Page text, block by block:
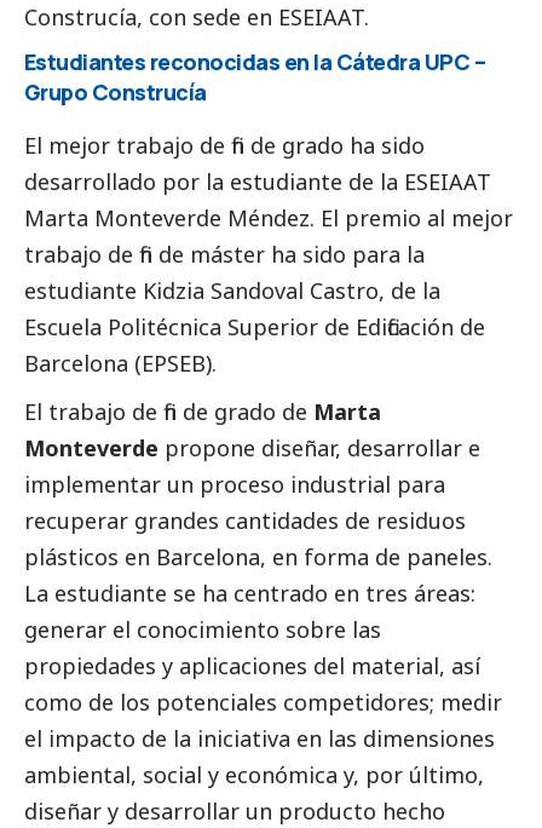
Construcía, con sede en ESEIAAT.
Estudiantes reconocidas en la Cátedra UPC –
Grupo Construcía
El mejor trabajo de fin de grado ha sido
desarrollado por la estudiante de la ESEIAAT
Marta Monteverde Méndez. El premio al mejor
trabajo de fin de máster ha sido para la
estudiante Kidzia Sandoval Castro, de la
Escuela Politécnica Superior de Edificación de
Barcelona (EPSEB).
El trabajo de fin de grado de Marta
Monteverde propone diseñar, desarrollar e
implementar un proceso industrial para
recuperar grandes cantidades de residuos
plásticos en Barcelona, ​​en forma de paneles.
La estudiante se ha centrado en tres áreas:
generar el conocimiento sobre las
propiedades y aplicaciones del material, así
como de los potenciales competidores; medir
el impacto de la iniciativa en las dimensiones
ambiental, social y económica y, por último,
diseñar y desarrollar un producto hecho